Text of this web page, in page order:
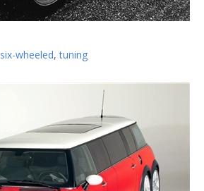
six-wheeled,tuning